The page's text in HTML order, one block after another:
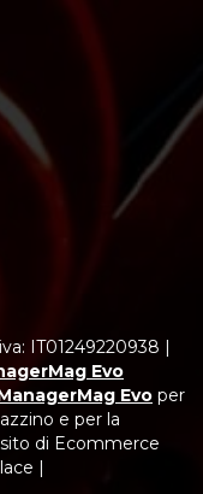
IT01249220938 |
Evo
Evo per
e per la
di Ecommerce
|